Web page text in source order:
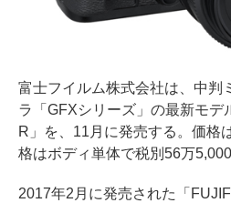
富士フイルム株式会社は、中判
ラ「GFXシリーズ」の最新モデ
R」を、11月に発売する。価格
格はボディ単体で税別56万
2017年2月に発売された「